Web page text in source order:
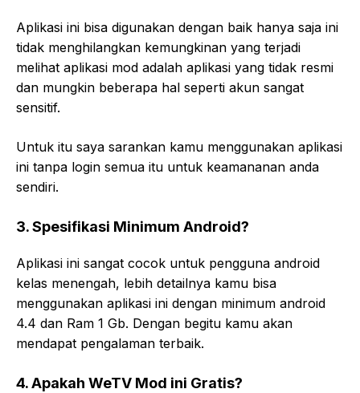
Aplikasi ini bisa digunakan dengan baik hanya saja ini
tidak menghilangkan kemungkinan yang terjadi
melihat aplikasi mod adalah aplikasi yang tidak resmi
dan mungkin beberapa hal seperti akun sangat
sensitif.
Untuk itu saya sarankan kamu menggunakan aplikasi
ini tanpa login semua itu untuk keamananan anda
sendiri.
3. Spesifikasi Minimum Android?
Aplikasi ini sangat cocok untuk pengguna android
kelas menengah, lebih detailnya kamu bisa
menggunakan aplikasi ini dengan minimum android
4.4 dan Ram 1 Gb. Dengan begitu kamu akan
mendapat pengalaman terbaik.
4. Apakah WeTV Mod ini Gratis?